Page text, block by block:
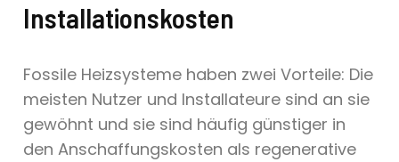
Installationskosten
Fossile Heizsysteme haben zwei Vorteile: Die
meisten Nutzer und Installateure sind an sie
gewöhnt und sie sind häufig günstiger in
den Anschaffungskosten als regenerative